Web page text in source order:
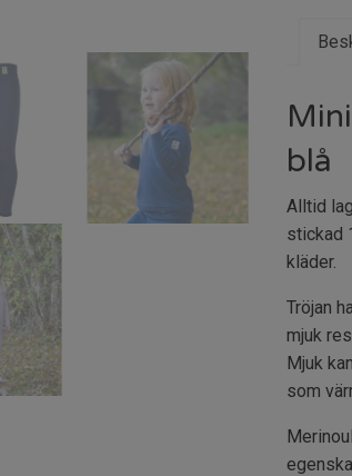
blå
Alltid
stickad
kläder.
Tröjan
mjuk
Mjuk
som